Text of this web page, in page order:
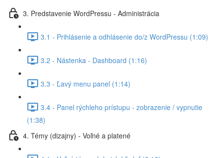
3. Predstavenie WordPressu - Administrácia
3.1 - Prihlásenie a odhlásenie do/z WordPressu (1:09)
3.2 - Nástenka - Dashboard (1:16)
3.3 - Ľavý menu panel (1:14)
3.4 - Panel rýchleho prístupu - zobrazenie / vypnutie
(1:38)
4. Témy (dizajny) - Voľné a platené